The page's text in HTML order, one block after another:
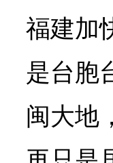
福建加
是台胞
闽大地